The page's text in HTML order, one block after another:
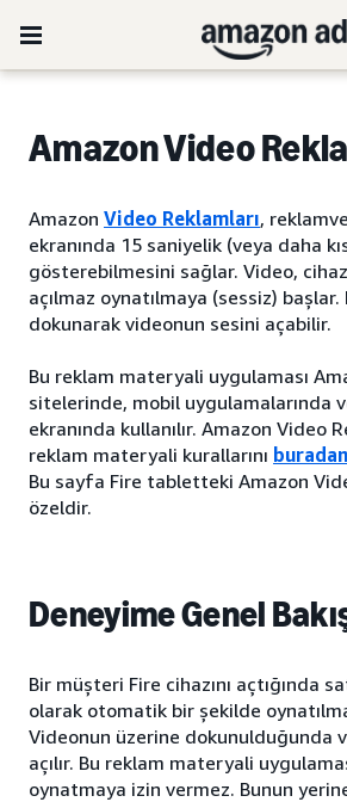
Amazon Video
Amazon Video Reklamları,
ekranında 15 saniyelik (veya daha
gösterebilmesini sağlar. Video, cihaz
açılmaz oynatılmaya (sessiz)
dokunarak videonun sesini açabilir.
Bu reklam materyali uygulaması
sitelerinde, mobil uygulamalarında
ekranında kullanılır. Amazon Video
reklam materyali kurallarını buradan
Bu sayfa Fire tabletteki Amazon
özeldir.
Deneyime Genel
Bir müşteri Fire cihazını açtığında
olarak otomatik bir şekilde
Videonun üzerine dokunulduğunda
açılır. Bu reklam materyali
oynatmaya izin vermez. Bunun